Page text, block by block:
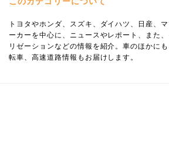
トヨタやホンダ、スズキ、ダイハツ、日産、
ーカーを中心に、ニュースやレポート、また
リゼーションなどの情報を紹介。車のほかに
転車、高速道路情報もお届けします。